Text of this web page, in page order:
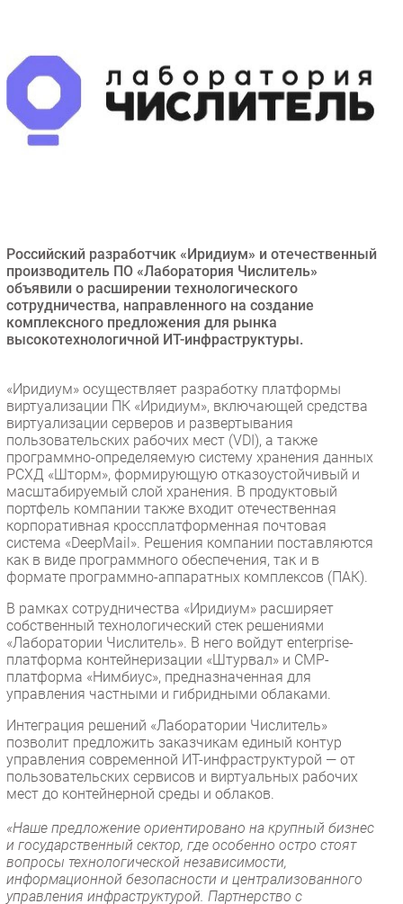
Кадры
Регулирование
Финансы
Web
Здоровье
РАЗДЕЛЫ
Интервью
Мероприятия
Проекты
IT класс
Тестовый стенд
Каталог компаний
Российский разработчик «Иридиум» и отечественный
производитель ПО «Лаборатория Числитель»
объявили о расширении технологического
сотрудничества, направленного на создание
комплексного предложения для рынка
высокотехнологичной ИТ-инфраструктуры.
«Иридиум» осуществляет разработку платформы
виртуализации ПК «Иридиум», включающей средства
виртуализации серверов и развертывания
пользовательских рабочих мест (VDI), а также
программно-определяемую систему хранения данных
РСХД «Шторм», формирующую отказоустойчивый и
масштабируемый слой хранения. В продуктовый
портфель компании также входит отечественная
корпоративная кроссплатформенная почтовая
система «DeepMail». Решения компании поставляются
как в виде программного обеспечения, так и в
формате программно-аппаратных комплексов (ПАК).
В рамках сотрудничества «Иридиум» расширяет
собственный технологический стек решениями
«Лаборатории Числитель». В него войдут enterprise-
платформа контейнеризации «Штурвал» и CMP-
платформа «Нимбиус», предназначенная для
управления частными и гибридными облаками.
Интеграция решений «Лаборатории Числитель»
позволит предложить заказчикам единый контур
управления современной ИТ-инфраструктурой — от
пользовательских сервисов и виртуальных рабочих
мест до контейнерной среды и облаков.
«Наше предложение ориентировано на крупный бизнес
и государственный сектор, где особенно остро стоят
вопросы технологической независимости,
информационной безопасности и централизованного
управления инфраструктурой. Партнерство с